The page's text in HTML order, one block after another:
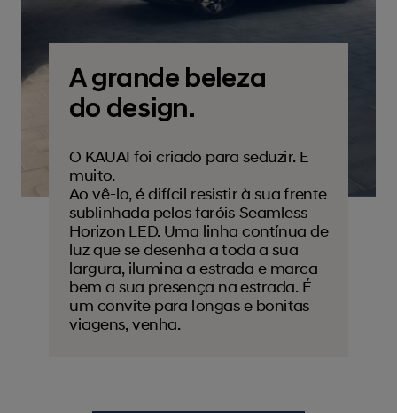
A grande beleza
do design.
O KAUAI foi criado para seduzir. E
muito.
Ao vê-lo, é difícil resistir à sua frente
sublinhada pelos faróis Seamless
Horizon LED. Uma linha contínua de
luz que se desenha a toda a sua
largura, ilumina a estrada e marca
bem a sua presença na estrada. É
um convite para longas e bonitas
viagens, venha.